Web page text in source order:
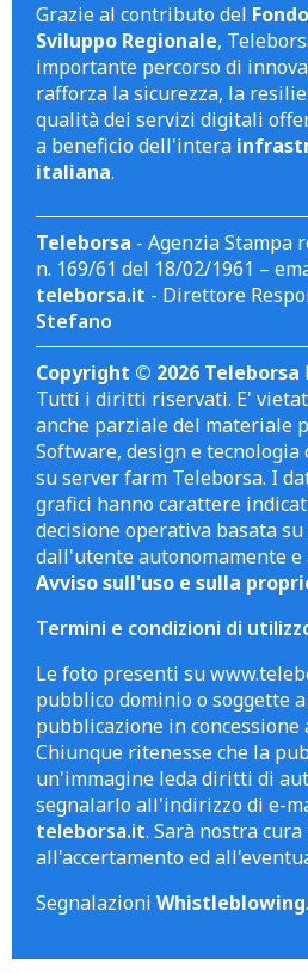
Grazie al contributo del
Sviluppo Regionale,
importante percorso di
rafforza la sicurezza, la
qualità dei servizi digitali
a beneficio dell'intera
italiana.
Teleborsa - Agenzia Stampa
n. 169/61 del 18/02/1961 –
teleborsa.it - Direttore
Stefano
Copyright © 2026 Teleborsa
Tutti i diritti riservati. E'
anche parziale del materiale
Software, design e
su server farm Teleborsa. I
grafici hanno carattere
decisione operativa basata
dall'utente autonomamente
Avviso sull'uso e sulla
Termini e condizioni di
Le foto presenti su
pubblico dominio o soggette
pubblicazione in concessione
Chiunque ritenesse che la
un'immagine leda diritti di
segnalarlo all'indirizzo di e-
teleborsa.it. Sarà nostra
all'accertamento ed
Segnalazioni Whistleblowing.